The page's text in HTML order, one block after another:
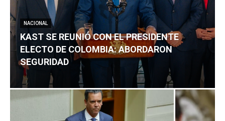
NACIONAL
KAST SE REUNIÓ CON EL PRESIDENTE
ELECTO DE COLOMBIA: ABORDARON
SEGURIDAD